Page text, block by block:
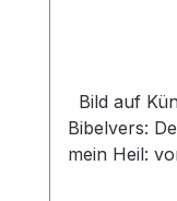
Bild auf
Bibelvers:
mein Heil: